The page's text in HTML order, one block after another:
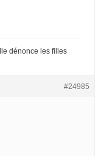
dénonce les filles
#24985